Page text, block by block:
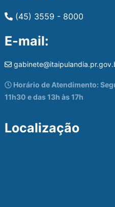
(45) 3559 - 8000
E-mail:
Horário de Atendimento:
11h30 e das 13h às 17h
Localização